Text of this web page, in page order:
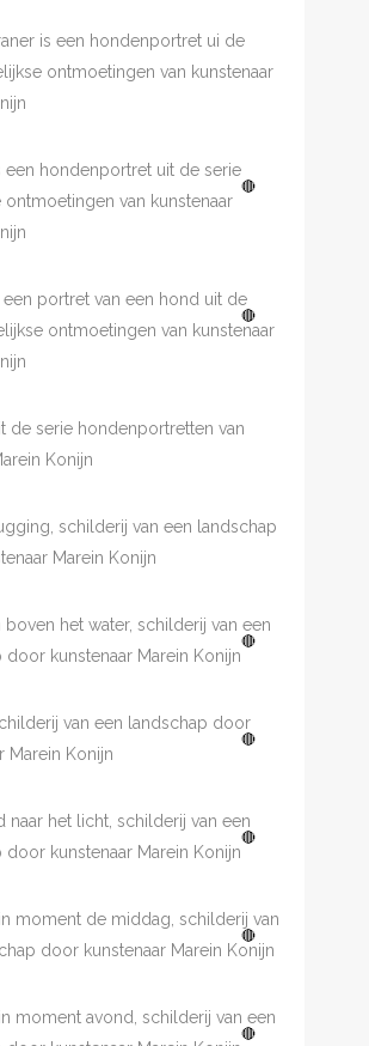
€ 350.00
Dagelijkse
ontmoetingen,
€350.00 🔴
Dagelijkse
Milou
🔴
Dagelijkse
Nouk
Dagelijkse
Bono
€ 350.00
Overbrugging
🔴
boven het water
🔴
Wadi
🔴
naar het licht
🔴
klein moment, de
middag
🔴
Een klein moment,